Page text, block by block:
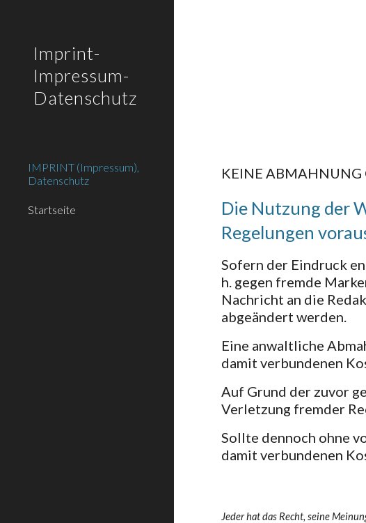
Imprint-
Impressum-
Datenschutz
IMPRINT (Impressum),
Datenschutz
Startseite
KEINE
Die Nutzung der
Regelungen
Sofern der Eindruck
h. gegen fremde
Nachricht an die
abgeändert werden.
Eine anwaltliche
damit verbundenen
Auf Grund der zuvor
Verletzung fremder
Sollte dennoch ohne
damit verbundenen
Jeder hat das Recht, seine